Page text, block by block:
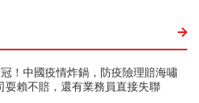
！中國疫情炸鍋，防疫險理賠海嘯
耍賴不賠，還有業務員直接失聯